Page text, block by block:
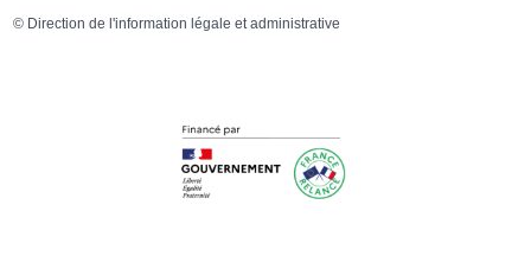
© Direction de l'information légale et administrative